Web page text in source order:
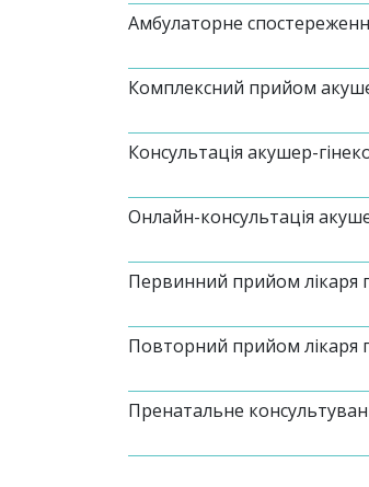
Амбулаторне спостереження
Комплексний прийом
Консультація акушер-
Онлайн-консультація
Первинний прийом лікаря
Повторний прийом лікаря
Пренатальне